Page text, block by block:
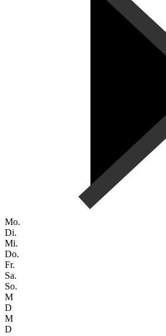
Mo.
Di.
Mi.
Do.
Fr.
Sa.
So.
M
D
M
D